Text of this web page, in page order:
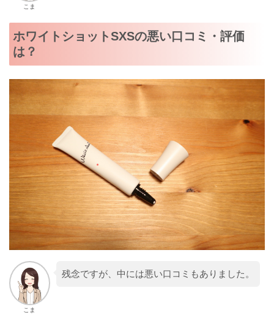
こま
ホワイトショットSXSの悪い口コミ・評価
は？
こま
残念ですが、中には悪い口コミもありました。